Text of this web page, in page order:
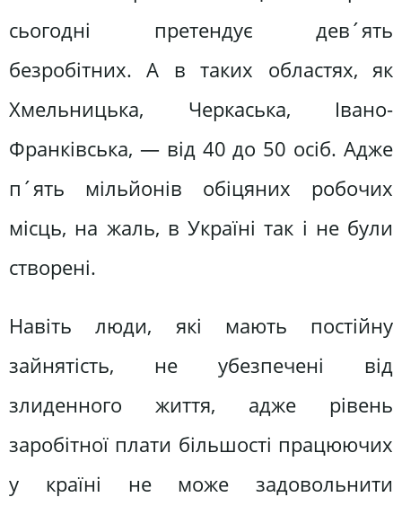
сьогодні претендує дев´ять
безробітних. А в таких областях, як
Хмельницька, Черкаська, Івано-
Франківська, — від 40 до 50 осіб. Адже
п´ять мільйонів обіцяних робочих
місць, на жаль, в Україні так і не були
створені.
Навіть люди, які мають постійну
зайнятість, не убезпечені від
злиденного життя, адже рівень
заробітної плати більшості працюючих
у країні не може задовольнити